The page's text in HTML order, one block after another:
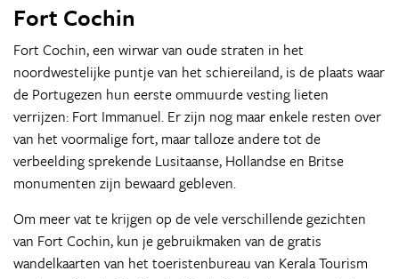
Fort Cochin
Fort Cochin, een wirwar van oude straten in het
noordwestelijke puntje van het schiereiland, is de plaats waar
de Portugezen hun eerste ommuurde vesting lieten
verrijzen: Fort Immanuel. Er zijn nog maar enkele resten over
van het voormalige fort, maar talloze andere tot de
verbeelding sprekende Lusitaanse, Hollandse en Britse
monumenten zijn bewaard gebleven.
Om meer vat te krijgen op de vele verschillende gezichten
van Fort Cochin, kun je gebruikmaken van de gratis
wandelkaarten van het toeristenbureau van Kerala Tourism